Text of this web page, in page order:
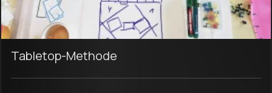
Tabletop-Methode